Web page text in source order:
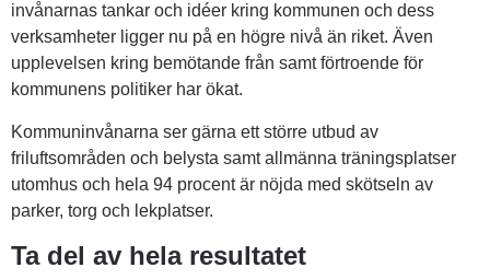
invånarnas tankar och idéer kring kommunen och dess
verksamheter ligger nu på en högre nivå än riket. Även
upplevelsen kring bemötande från samt förtroende för
kommunens politiker har ökat.
Kommuninvånarna ser gärna ett större utbud av
friluftsområden och belysta samt allmänna träningsplatser
utomhus och hela 94 procent är nöjda med skötseln av
parker, torg och lekplatser.
Ta del av hela resultatet